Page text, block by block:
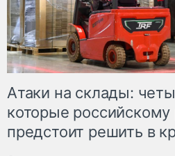
Атаки на склады:
которые российскому
предстоит решить в